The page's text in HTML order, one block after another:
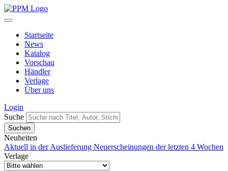
Startseite
News
Katalog
Vorschau
Händler
Verlage
Über uns
Login
Suche
Neuheiten
Aktuell in der Auslieferung Neuerscheinungen der letzten 4 Wochen
Verlage